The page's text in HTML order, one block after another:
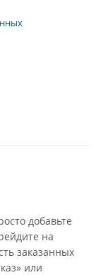
добавьте
на
заказанных
или